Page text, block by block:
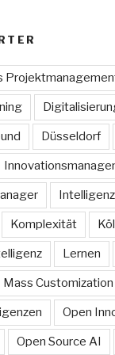
Düsseldorf
Intelligenz
Komplexität
Lernen
Mass Customization
Open
Open Source AI